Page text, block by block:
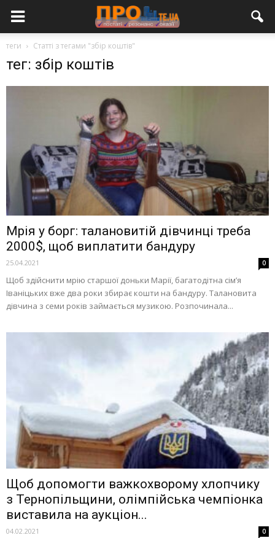
теги Статті з тегами "збір коштів"
тег: збір коштів
Мрія у борг: талановитій дівчинці треба
2000$, щоб виплатити бандуру
25.04.2021 0
Щоб здійснити мрію старшої доньки Марії, багатодітна сім’я
Іваніцьких вже два роки збирає кошти на бандуру. Талановита
дівчина з семи років займається музикою. Розпочинала...
Щоб допомогти важкохворому хлопчику
з Тернопільщини, олімпійська чемпіонка
виставила на аукціон...
04.02.2021 0